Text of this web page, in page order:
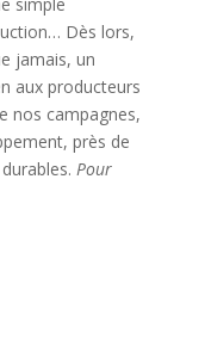
Dès lors,
jamais, un
aux producteurs
nos campagnes,
près de
Pour